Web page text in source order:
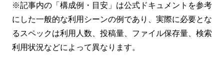
※記事内の「構成例・目安」は公式ドキュメントを参考
にした一般的な利用シーンの例であり、実際に必要とな
るスペックは利用人数、投稿量、ファイル保存量、検索
利用状況などによって異なります。